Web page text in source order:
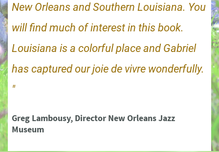
New Orleans and Southern Louisiana. You
will find much of interest in this book.
Louisiana is a colorful place and Gabriel
has captured our joie de vivre wonderfully.
"
Greg Lambousy, Director New Orleans Jazz
Museum